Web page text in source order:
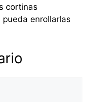
cortinas
enrollarlas